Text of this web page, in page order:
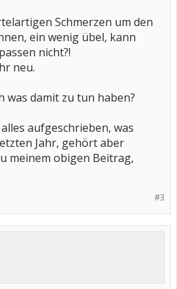
Schmerzen um den
ein wenig übel, kann
nicht?!
neu.
was damit zu tun haben?
aufgeschrieben, was
Jahr, gehört aber
meinem obigen Beitrag,
#3